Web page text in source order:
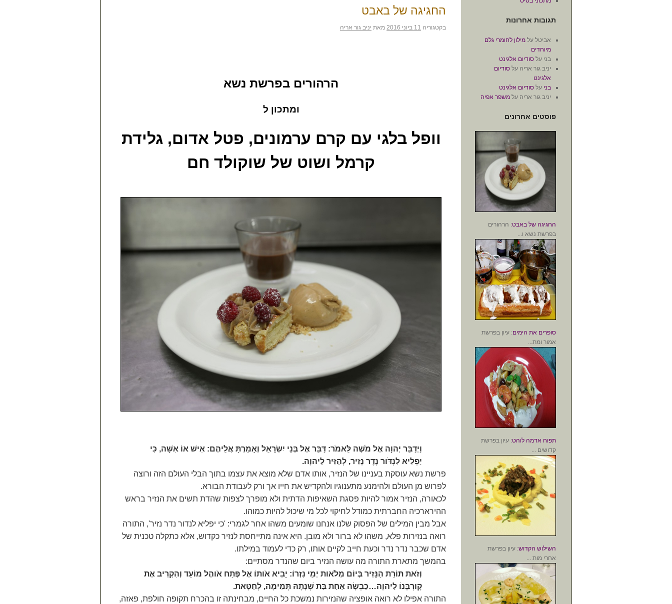
החגיגה של באבט
בקטגוריה 11 ביוני 2016 מאת יניב גור אריה
הרהורים בפרשת נשא
ומתכון ל
וופל בלגי עם קרם ערמונים, פטל אדום, גלידת
קרמל ושוט של שוקולד חם
וַיְדַבֵּר יְהוָה אֶל מֹשֶׁה לֵּאמֹר: דַּבֵּר אֶל בְּנֵי יִשְׂרָאֵל וְאָמַרְתָּ אֲלֵיהֶם: אִישׁ אוֹ אִשָּׁה, כִּי
יַפְלִיא לִנְדֹּור נֶדֶר נָזִיר, לְהַזִּיר לַיהוָה.
פרשת נשא עוסקת בעניינו של הנזיר, אותו אדם שלא מוצא את עצמו בתוך הבלי העולם הזה ורוצה
לפרוש מן העולם ולהימנע מתענוגיו ולהקדיש את חייו אך ורק לעבודת הבורא.
לכאורה, הנזיר אמור להיות פסגת השאיפות הדתית ולא מופרך לצפות שהדת תשים את הנזיר בראש
ההירארכיה החברתית כמודל לחיקוי לכל מי שיכול להיות כמוהו.
אבל מבין המילים של הפסוק שלנו אנחנו שומעים משהו אחר לגמרי: 'כי יפליא לנדור נדר נזיר', התורה
רואה בנזירות פלא, משהו לא ברור ולא מובן. היא אינה מתייחסת לנזיר כקדוש, אלא כתקלה טכנית של
אדם שכבר נדר נדר וכעת חייב לקיים אותו, רק כדי לעמוד במילתו.
בהמשך מתארת התורה מה עושה הנזיר ביום שהנדר מסתיים:
וְזֹאת תּוֹרַת הַנָּזִיר בְּיוֹם מְלֹאות יְמֵי נִזְרוֹ: יָבִיא אֹותוֹ אֶל פֶּתַח אֹוהֶל מוֹעֵד וְהִקְרִיב אֶת
קָורְבָּנוֹ לַיהוָה…כַבְשָׂה אַחַת בַּת שְׁנָתָהּ תְּמִימָה, לְחַטָּאת.
התורה אפילו לא רואה אופציה שהנזירות נמשכת כל החיים, מבחינתה זו בהכרח תקופה חולפת, פאזה,
תגובות אחרונות
אביטל על מילון לחומרי גלם
מיוחדים
בני על סודיום אלגינט
יניב גור אריה על סודיום
אלגינט
בני על סודיום אלגינט
יניב גור אריה על משפר אפיה
פוסטים אחרונים
החגיגה של באבט: הרהורים
בפרשת נשא ו...
סופרים את הימים: עיון בפרשת
אמור ומת...
תפוח אדמה לוהט: עיון בפרשת
קדושים ...
השילוש הקדוש: עיון בפרשת
אחרי מות ...